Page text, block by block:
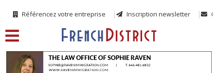
Référencez votre entreprise Inscription newsletter